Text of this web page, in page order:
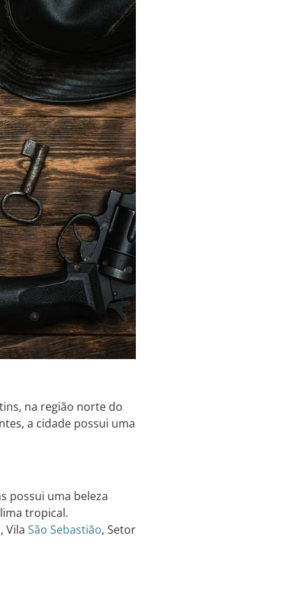
na região norte do
a cidade possui uma
possui uma beleza
tropical.
Vila São Sebastião, Setor